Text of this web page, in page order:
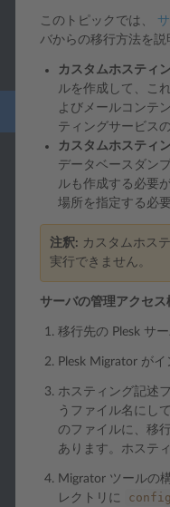
このトピックでは、
バからの移行方法を説
カスタムホスティ
ルを作成して、こ
よびメールコンテ
ティングサービス
カスタムホスティ
データベースダン
ルも作成する必要
場所を指定する必
注釈: カスタムホス
実行できません。
サーバの管理アクセス
移行先の Plesk サ
Plesk Migrator が
ホスティング記述
うファイル名にし
のファイルに、移
あります。ホステ
Migrator ツールの
レクトリに